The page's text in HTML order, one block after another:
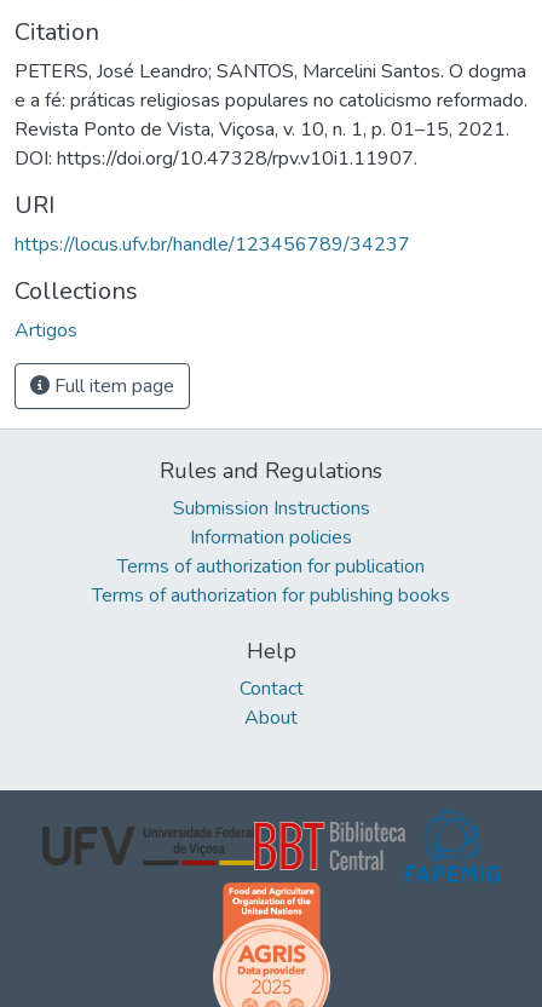
Citation
PETERS, José Leandro; SANTOS, Marcelini Santos. O dogma
e a fé: práticas religiosas populares no catolicismo reformado.
Revista Ponto de Vista, Viçosa, v. 10, n. 1, p. 01–15, 2021.
DOI: https://doi.org/10.47328/rpv.v10i1.11907.
URI
https://locus.ufv.br/handle/123456789/34237
Collections
Artigos
Full item page
Rules and Regulations
Submission Instructions
Information policies
Terms of authorization for publication
Terms of authorization for publishing books
Help
Contact
About